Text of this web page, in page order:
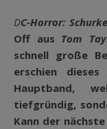
DC-Horror:
Off aus Tom
schnell große
erschien
Hauptband,
tiefgründig,
Kann der